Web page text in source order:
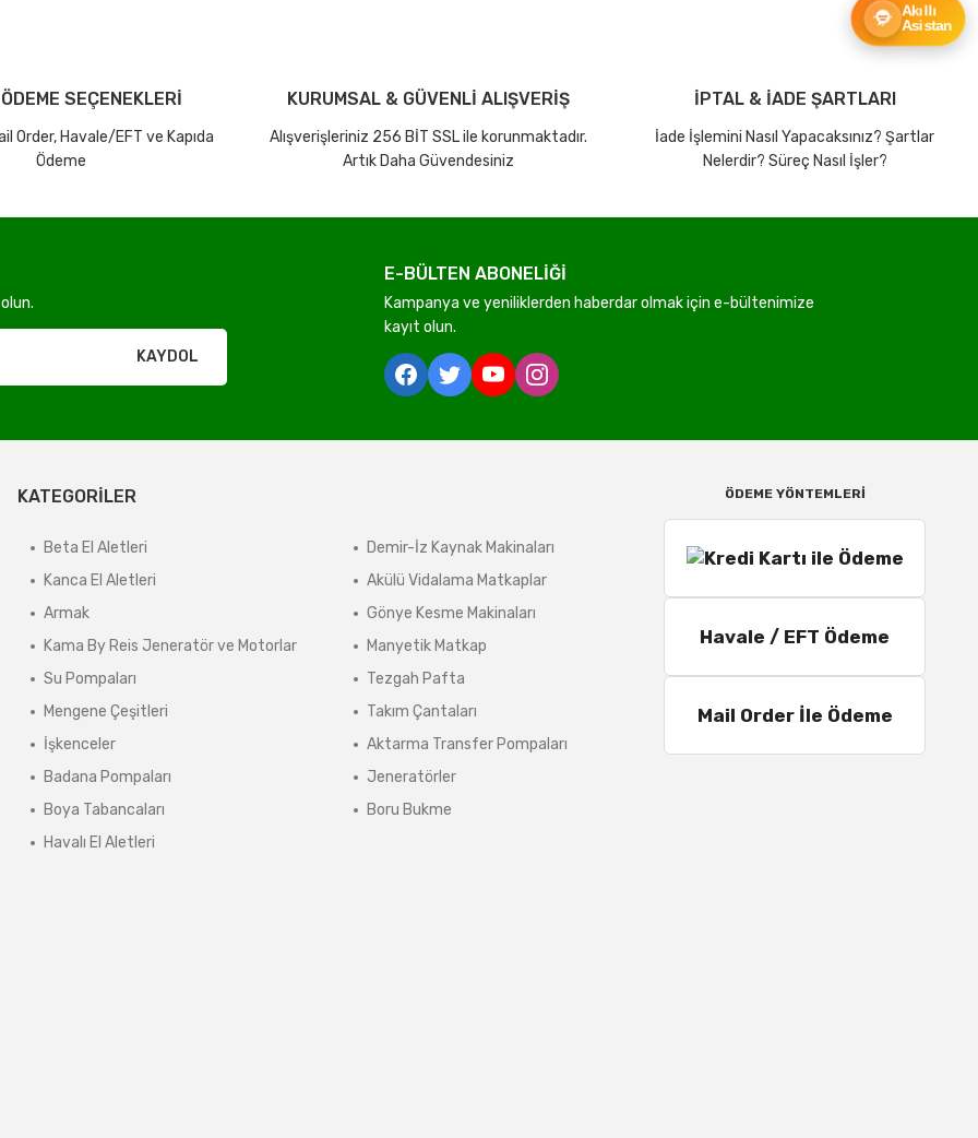
tabidir.
kargo ücreti karşı ödemeli olarak yansıtılabilir.
sistem tarafından otomatik olarak hesaplanmaktadır.
SEÇENEKLERİ
Order, Havale/EFT ve Kapıda
Ödeme
KURUMSAL & GÜVENLİ ALIŞVERİŞ
Alışverişleriniz 256 BİT SSL ile korunmaktadır.
Artık Daha Güvendesiniz
İPTAL & İADE ŞARTLARI
İade İşlemini Nasıl Yapacaksınız? Şartlar
Nelerdir? Süreç Nasıl İşler?
KAYDOL
E-BÜLTEN ABONELİĞİ
Kampanya ve yeniliklerden haberdar olmak için e-bültenimize
kayıt olun.
KATEGORİLER
Beta El Aletleri
Kanca El Aletleri
Armak
Kama By Reis Jeneratör ve Motorlar
Su Pompaları
Mengene Çeşitleri
İşkenceler
Badana Pompaları
Boya Tabancaları
Havalı El Aletleri
Demir-İz Kaynak Makinaları
Akülü Vidalama Matkaplar
Gönye Kesme Makinaları
Manyetik Matkap
Tezgah Pafta
Takım Çantaları
Aktarma Transfer Pompaları
Jeneratörler
Boru Bukme
ÖDEME YÖNTEMLERİ
Havale / EFT Ödeme
Mail Order İle Ödeme
Akıllı
Asistan